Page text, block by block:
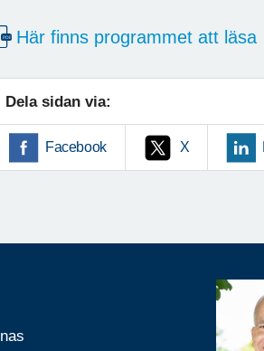
Här finns programmet att läsa
Dela sidan via:
Facebook X